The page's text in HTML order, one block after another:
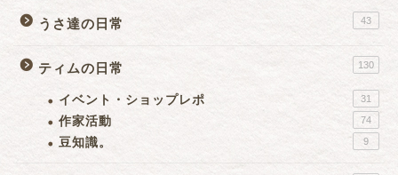
うさ達の日常 43
ティムの日常 130
イベント・ショップレポ 31
作家活動 74
豆知識。 9